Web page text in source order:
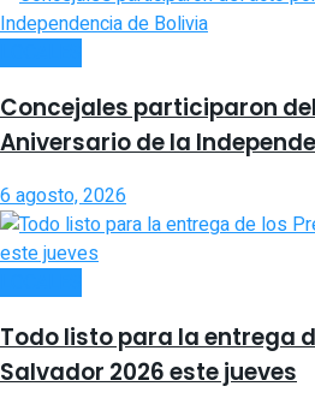
Concejales participaron
Aniversario de la
6 agosto, 2026
Todo listo para la entrega
Salvador 2026 este jueves